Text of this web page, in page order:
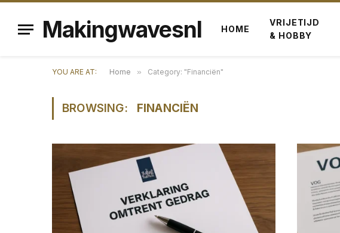
Makingwavesnl HOME
VRIJETIJD
& HOBBY
YOU ARE AT: Home » Category: "Financiën"
BROWSING: FINANCIËN